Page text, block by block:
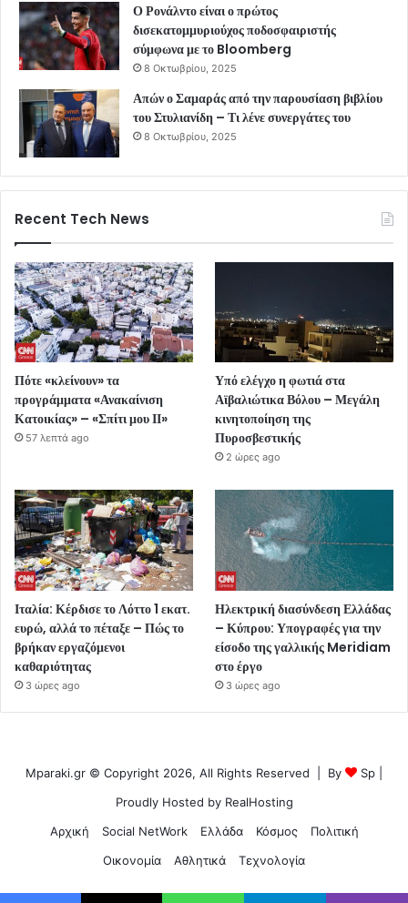
Ο Ρονάλντο είναι ο πρώτος
δισεκατομμυριούχος ποδοσφαιριστής
σύμφωνα με το Bloomberg
8 Οκτωβρίου, 2025
Απών ο Σαμαράς από την παρουσίαση βιβλίου
του Στυλιανίδη – Τι λένε συνεργάτες του
8 Οκτωβρίου, 2025
Recent Tech News
Πότε «κλείνουν» τα
προγράμματα «Ανακαίνιση
Κατοικίας» – «Σπίτι μου ΙΙ»
57 λεπτά ago
Υπό ελέγχο η φωτιά στα
Αϊβαλιώτικα Βόλου – Μεγάλη
κινητοποίηση της
Πυροσβεστικής
2 ώρες ago
Ιταλία: Κέρδισε το Λόττο 1 εκατ.
ευρώ, αλλά το πέταξε – Πώς το
βρήκαν εργαζόμενοι
καθαριότητας
3 ώρες ago
Ηλεκτρική διασύνδεση Ελλάδας
– Κύπρου: Υπογραφές για την
είσοδο της γαλλικής Meridiam
στο έργο
3 ώρες ago
Mparaki.gr © Copyright 2026, All Rights Reserved | By Sp
Proudly Hosted by RealHosting
Αρχική
Social NetWork Ελλάδα Κόσμος
Πολιτική
Οικονομία
Αθλητικά Τεχνολογία